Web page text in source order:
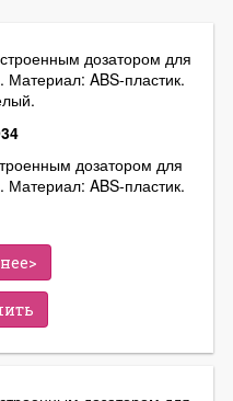
дозатором для
ABS-пластик.